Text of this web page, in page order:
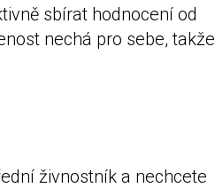
sbírat hodnocení od
nechá pro sebe, takže
živnostník a nechcete